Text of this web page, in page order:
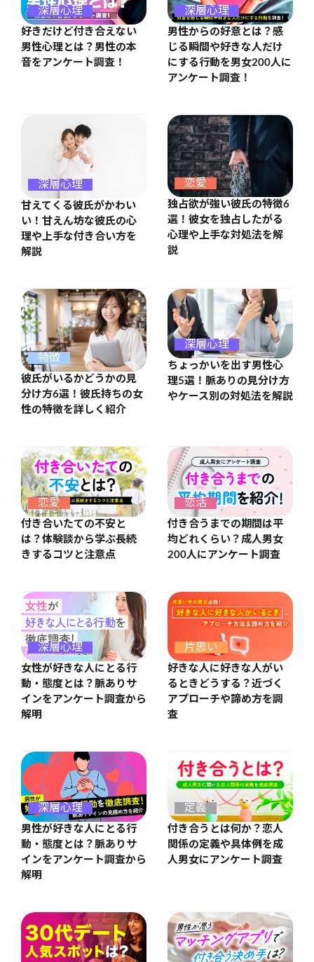
深層心理
好きだけど付き合えない
男性心理とは？男性の本
音をアンケート調査！
深層心理
男性からの好意とは？感
じる瞬間や好きな人だけ
にする行動を男女200人に
アンケート調査！
深層心理
甘えてくる彼氏がかわい
い！甘えん坊な彼氏の心
理や上手な付き合い方を
解説
恋愛
独占欲が強い彼氏の特徴6
選！彼女を独占したがる
心理や上手な対処法を解
説
特徴
彼氏がいるかどうかの見
分け方6選！彼氏持ちの女
性の特徴を詳しく紹介
深層心理
ちょっかいを出す男性心
理5選！脈ありの見分け方
やケース別の対処法を解説
恋愛
付き合いたての不安と
は？体験談から学ぶ長続
きするコツと注意点
恋活
付き合うまでの期間は平
均どれくらい？成人男女
200人にアンケート調査
深層心理
女性が好きな人にとる行
動・態度とは？脈ありサ
インをアンケート調査から
解明
片思い
好きな人に好きな人がい
るときどうする？近づく
アプローチや諦め方を調
査
深層心理
男性が好きな人にとる行
動・態度とは？脈ありサ
インをアンケート調査から
解明
定義
付き合うとは何か？恋人
関係の定義や具体例を成
人男女にアンケート調査